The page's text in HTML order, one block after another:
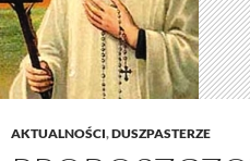
AKTUALNOŚCI,DUSZPASTERZE